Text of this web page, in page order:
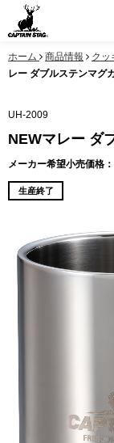
ホーム 商品情報 クッ
レー ダブルステンマグ
UH-2009
NEWマレー ダ
メーカー希望小売価格
生産終了